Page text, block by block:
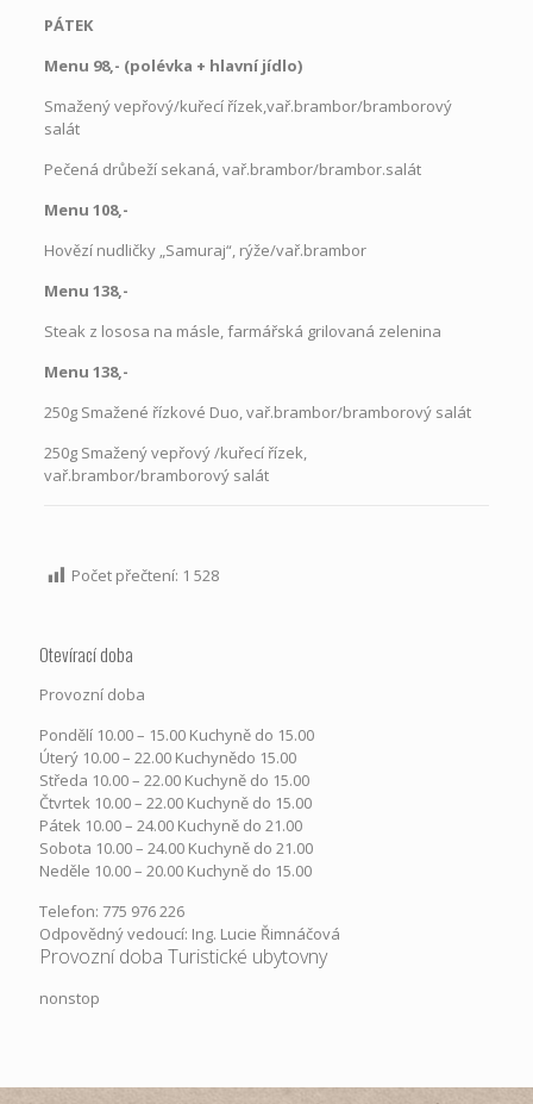
PÁTEK
Menu 98,- (polévka + hlavní jídlo)
Smažený vepřový/kuřecí řízek,vař.brambor/bramborový
salát
Pečená drůbeží sekaná, vař.brambor/brambor.salát
Menu 108,-
Hovězí nudličky „Samuraj“, rýže/vař.brambor
Menu 138,-
Steak z lososa na másle, farmářská grilovaná zelenina
Menu 138,-
250g Smažené řízkové Duo, vař.brambor/bramborový salát
250g Smažený vepřový /kuřecí řízek,
vař.brambor/bramborový salát
Počet přečtení: 1 528
Otevírací doba
Provozní doba
Pondělí​ 10.00 – 15.00​​ Kuchyně do 15.00
Úterý ​10.00 – 22.00​​ Kuchynědo 15.00
Středa ​10.00 – 22.00 ​​Kuchyně do 15.00
Čtvrtek​ 10.00 – 22.00 ​​Kuchyně do 15.00
Pátek​ 10.00 – 24.00​​ Kuchyně do 21.00
Sobota ​10.00 – 24.00​​ Kuchyně do 21.00
Neděle ​10.00 – 20.00​​ Kuchyně do 15.00
Telefon: 775 976 226
Odpovědný vedoucí: Ing. Lucie Řimnáčová
Provozní doba Turistické ubytovny
nonstop